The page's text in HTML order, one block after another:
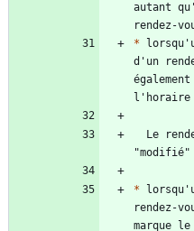
autant
*
d'un
*
rendez-
marque